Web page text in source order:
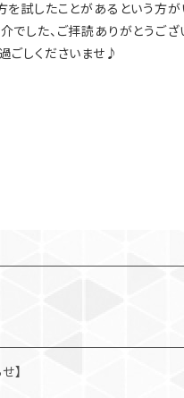
を試したことがあるという方
でした、ご拝読ありがとうござ
ごしくださいませ♪
】